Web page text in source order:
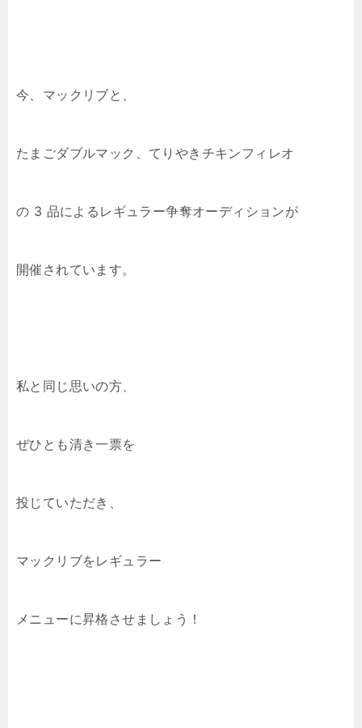
今、マックリブと、
たまごダブルマック、てりやきチキンフィレオ
の 3 品によるレギュラー争奪オーディションが
開催されています。
私と同じ思いの方、
ぜひとも清き一票を
投じていただき、
マックリブをレギュラー
メニューに昇格させましょう！